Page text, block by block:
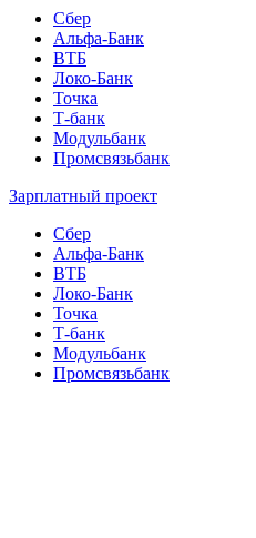
Сбер
Альфа-Банк
ВТБ
Локо-Банк
Точка
Т-банк
Модульбанк
Промсвязьбанк
Зарплатный проект
Сбер
Альфа-Банк
ВТБ
Локо-Банк
Точка
Т-банк
Модульбанк
Промсвязьбанк